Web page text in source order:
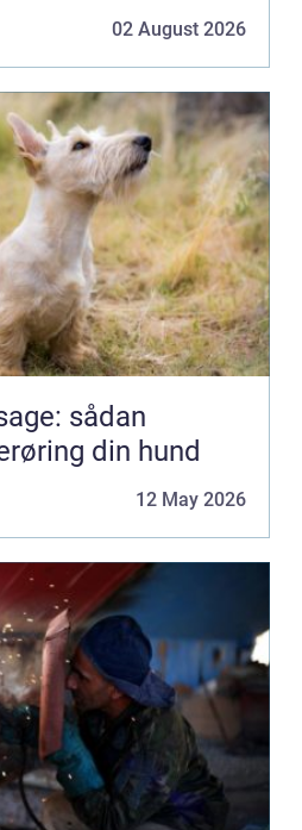
02 August 2026
sådan
din hund
12 May 2026